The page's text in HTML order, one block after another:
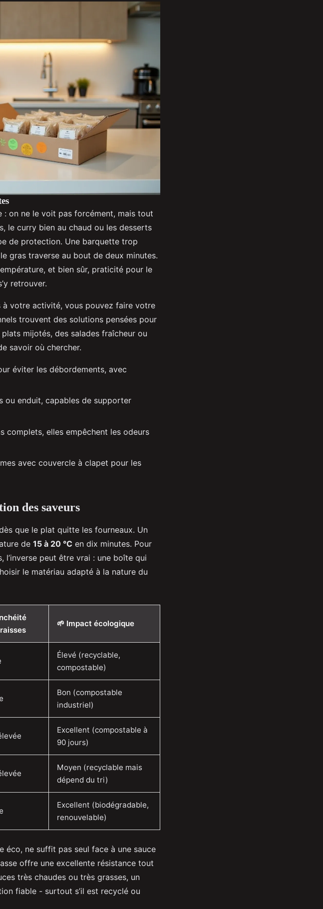
: on ne le voit pas forcément, mais tout
le curry bien au chaud ou les desserts
de protection. Une barquette trop
gras traverse au bout de deux minutes.
et bien sûr, praticité pour le
retrouver.
à votre activité, vous pouvez faire votre
trouvent des solutions pensées pour
mijotés, des salades fraîcheur ou
savoir où chercher.
éviter les débordements, avec
ou enduit, capables de supporter
complets, elles empêchent les odeurs
avec couvercle à clapet pour les
des saveurs
que le plat quitte les fourneaux. Un
de 15 à 20 °C en dix minutes. Pour
l’inverse peut être vrai : une boîte qui
le matériau adapté à la nature du
🌱 Impact écologique
Élevé (recyclable,
compostable)
Bon (compostable
industriel)
Excellent (compostable à
90 jours)
Moyen (recyclable mais
dépend du tri)
Excellent (biodégradable,
renouvelable)
ne suffit pas seul face à une sauce
offre une excellente résistance tout
très chaudes ou très grasses, un
fiable - surtout s’il est recyclé ou